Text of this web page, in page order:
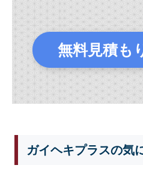
無料見積も
ガイヘキプラスの気